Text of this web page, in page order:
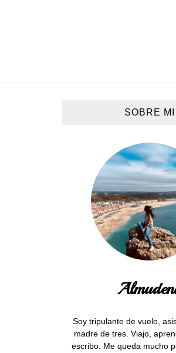
SOBRE MI
Soy tripulante de vuelo,
madre de tres. Viajo,
escribo. Me queda mucho